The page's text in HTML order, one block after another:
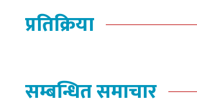
प्रतिक्रिया
सम्बन्धित समाचार